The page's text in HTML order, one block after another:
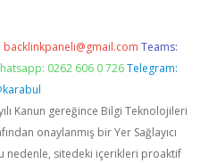
backlinkpaneli@gmail.com Teams:
0262 606 0 726 Telegram:
Kanun gereğince Bilgi Teknolojileri
onaylanmış bir Yer Sağlayıcı
nedenle, sitedeki içerikleri proaktif